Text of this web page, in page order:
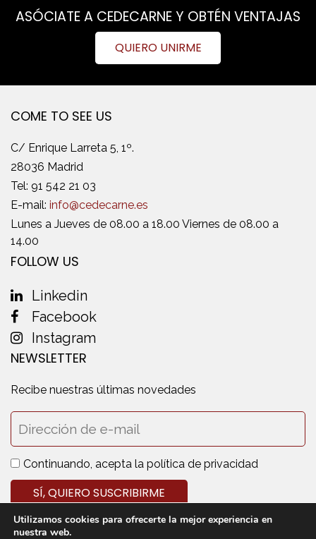
ASÓCIATE A CEDECARNE Y OBTÉN VENTAJAS
QUIERO UNIRME
COME TO SEE US
C/ Enrique Larreta 5, 1º.
28036 Madrid
Tel: 91 542 21 03
E-mail: info@cedecarne.es
Lunes a Jueves de 08.00 a 18.00 Viernes de 08.00 a
14.00
FOLLOW US
Linkedin
Facebook
Instagram
NEWSLETTER
Recibe nuestras últimas novedades
Continuando, acepta la política de privacidad
Utilizamos cookies para ofrecerte la mejor experiencia en
nuestra web.